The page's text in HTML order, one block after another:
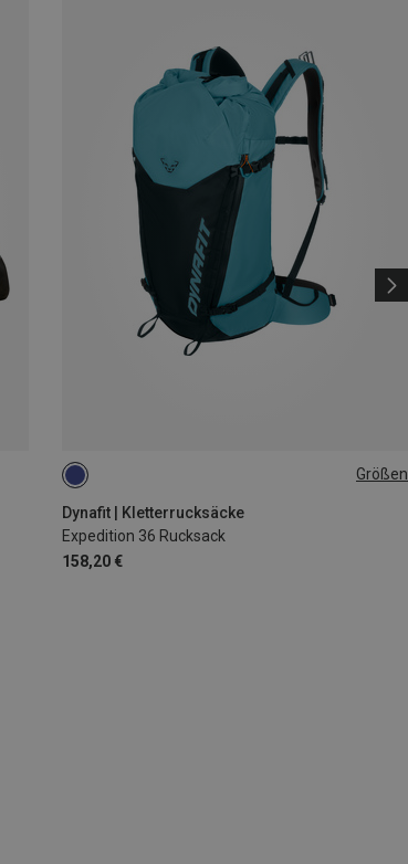
Größen
Dynafit | Kletterrucksäcke
Expedition 36 Rucksack
158,20 €
36L